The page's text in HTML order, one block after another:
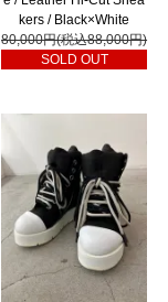
kers / Black×White
80,000円(税込88,000円)
SOLD OUT